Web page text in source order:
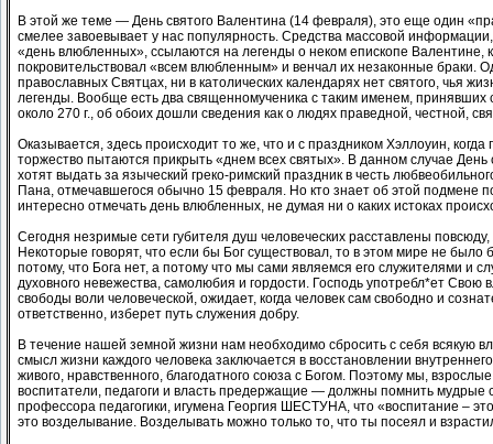
В этой же теме — День святого Валентина (14 февраля), это еще один
смелее завоевывает у нас популярность. Средства массовой
«день влюбленных», ссылаются на легенды о неком епископе Валентине,
покровительствовал «всем влюбленным» и венчал их незаконные браки.
православных Святцах, ни в католических календарях нет святого, чья
легенды. Вообще есть два священномученика с таким именем, принявших
около 270 г., об обоих дошли сведения как о людях праведной, честной,
Оказывается, здесь происходит то же, что и с праздником Хэллоуин, когда
торжество пытаются прикрыть «днем всех святых». В данном случае День
хотят выдать за языческий греко-римский праздник в честь
Пана, отмечавшегося обычно 15 февраля. Но кто знает об этой подмене
интересно отмечать день влюбленных, не думая ни о каких истоках
Сегодня незримые сети губителя душ человеческих расставлены
Некоторые говорят, что если бы Бог существовал, то в этом мире не было
потому, что Бога нет, а потому что мы сами являемся его служителями и
духовного невежества, самолюбия и гордости. Господь употребл*ет Свою
свободы воли человеческой, ожидает, когда человек сам свободно и
ответственно, изберет путь служения добру.
В течение нашей земной жизни нам необходимо сбросить с себя всякую
смысл жизни каждого человека заключается в восстановлении
живого, нравственного, благодатного союза с Богом. Поэтому мы,
воспитатели, педагоги и власть предержащие — должны помнить мудрые
профессора педагогики, игумена Георгия ШЕСТУНА, что «воспитание –
это возделывание. Возделывать можно только то, что ты посеял и